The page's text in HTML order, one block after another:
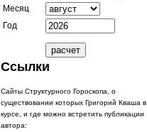
Месяц
Год
Ссылки
Сайты Структурного Гороскопа, о
существовании которых Григорий Кваша в
курсе, и где можно встретить публикации
автора: